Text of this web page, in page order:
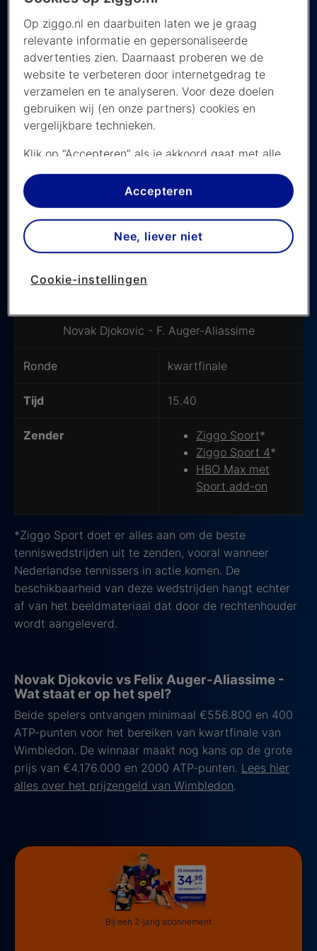
sport add-on.
Novak Djokovic - F. Auger-
Aliassime, Wimbledon 2026
De beste wedstrijden van Wimbledon 2026 kijk je
Laatste update: 6 juli 2026
Wedstrijd Details
Novak Djokovic - F. Auger-Aliassime
Ronde kwartfinale
Tijd 15.40
Zender Ziggo Sport*
Ziggo Sport 4*
HBO Max met
Sport add-on
*Ziggo Sport doet er alles aan om de beste
tenniswedstrijden uit te zenden, vooral wanneer
Nederlandse tennissers in actie komen. De
beschikbaarheid van deze wedstrijden hangt echter
af van het beeldmateriaal dat door de rechtenhouder
wordt aangeleverd.
Novak Djokovic vs Felix Auger-Aliassime -
Wat staat er op het spel?
Beide spelers ontvangen minimaal €556.800 en 400
ATP-punten voor het bereiken van kwartfinale van
Wimbledon. De winnaar maakt nog kans op de grote
prijs van €4.176.000 en 2000 ATP-punten. Lees hier
alles over het prijzengeld van Wimbledon.
Bij een 2-jarig abonnement
Op ziggo.nl en daarbuiten laten we je graag
relevante informatie en gepersonaliseerde
advertenties zien. Daarnaast proberen we de
website te verbeteren door internetgedrag te
verzamelen en te analyseren. Voor deze doelen
gebruiken wij (en onze partners) cookies en
vergelijkbare technieken.
Klik op “Accepteren” als je akkoord gaat met alle
cookies. Kies je voor “Nee, liever niet”, dan
plaatsen we alleen strikt noodzakelijke cookies om
de website goed te laten werken. Dat betekent
dat we geen vormen van personalisatie
toepassen.
cookies worden geplaatst. Je kan je keuze altijd
privacy beleidlees je meer over hoe we omgaan
met jouw privacy.
Accepteren
Nee, liever niet
Cookie-instellingen